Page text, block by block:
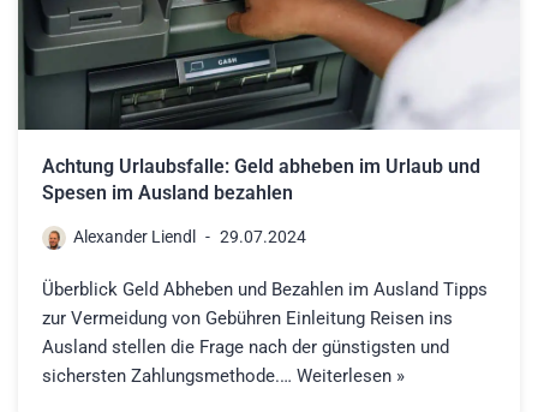
Achtung Urlaubsfalle: Geld abheben im Urlaub und
Spesen im Ausland bezahlen
Alexander Liendl 29.07.2024
Überblick Geld Abheben und Bezahlen im Ausland Tipps
zur Vermeidung von Gebühren Einleitung Reisen ins
Ausland stellen die Frage nach der günstigsten und
sichersten Zahlungsmethode.… Weiterlesen »